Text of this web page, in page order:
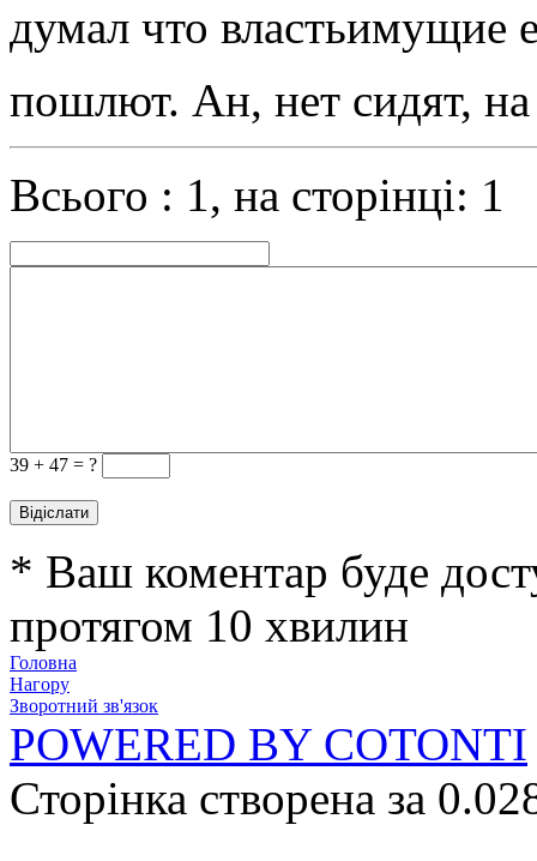
думал что властьимущие
пошлют. Ан, нет сидят,
Всього : 1, на сторінці: 1
39 + 47 = ?
* Ваш коментар буде
протягом 10 хвилин
Головна
Нагору
Зворотний зв'язок
POWERED BY COTONTI
Сторінка створена за